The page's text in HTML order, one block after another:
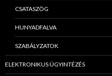
CSATASZÖG
HUNYADFALVA
SZABÁLYZATOK
ELEKTRONIKUS ÜGYINTÉZÉS